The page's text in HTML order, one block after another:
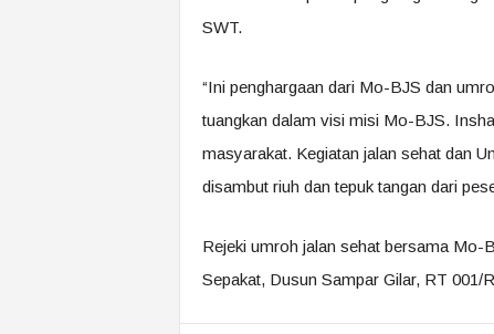
SWT.
“Ini penghargaan dari Mo-BJS dan
tuangkan dalam visi misi Mo-BJS.
masyarakat. Kegiatan jalan sehat dan
disambut riuh dan tepuk tangan dari
Rejeki umroh jalan sehat bersama Mo-
Sepakat, Dusun Sampar Gilar, RT 001/